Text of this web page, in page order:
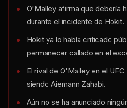
O'Malley afirma que debería
durante el incidente de Hokit.
Hokit ya lo había criticado
permanecer callado en el
El rival de O'Malley en el
siendo Aiemann Zahabi.
Aún no se ha anunciado